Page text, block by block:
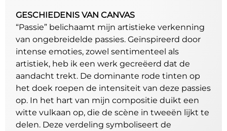
GESCHIEDENIS VAN CANVAS
“Passie” belichaamt mijn artistieke verkenning
van ongebreidelde passies. Geïnspireerd door
intense emoties, zowel sentimenteel als
artistiek, heb ik een werk gecreëerd dat de
aandacht trekt. De dominante rode tinten op
het doek roepen de intensiteit van deze passies
op. In het hart van mijn compositie duikt een
witte vulkaan op, die de scène in tweeën lijkt te
delen. Deze verdeling symboliseert de